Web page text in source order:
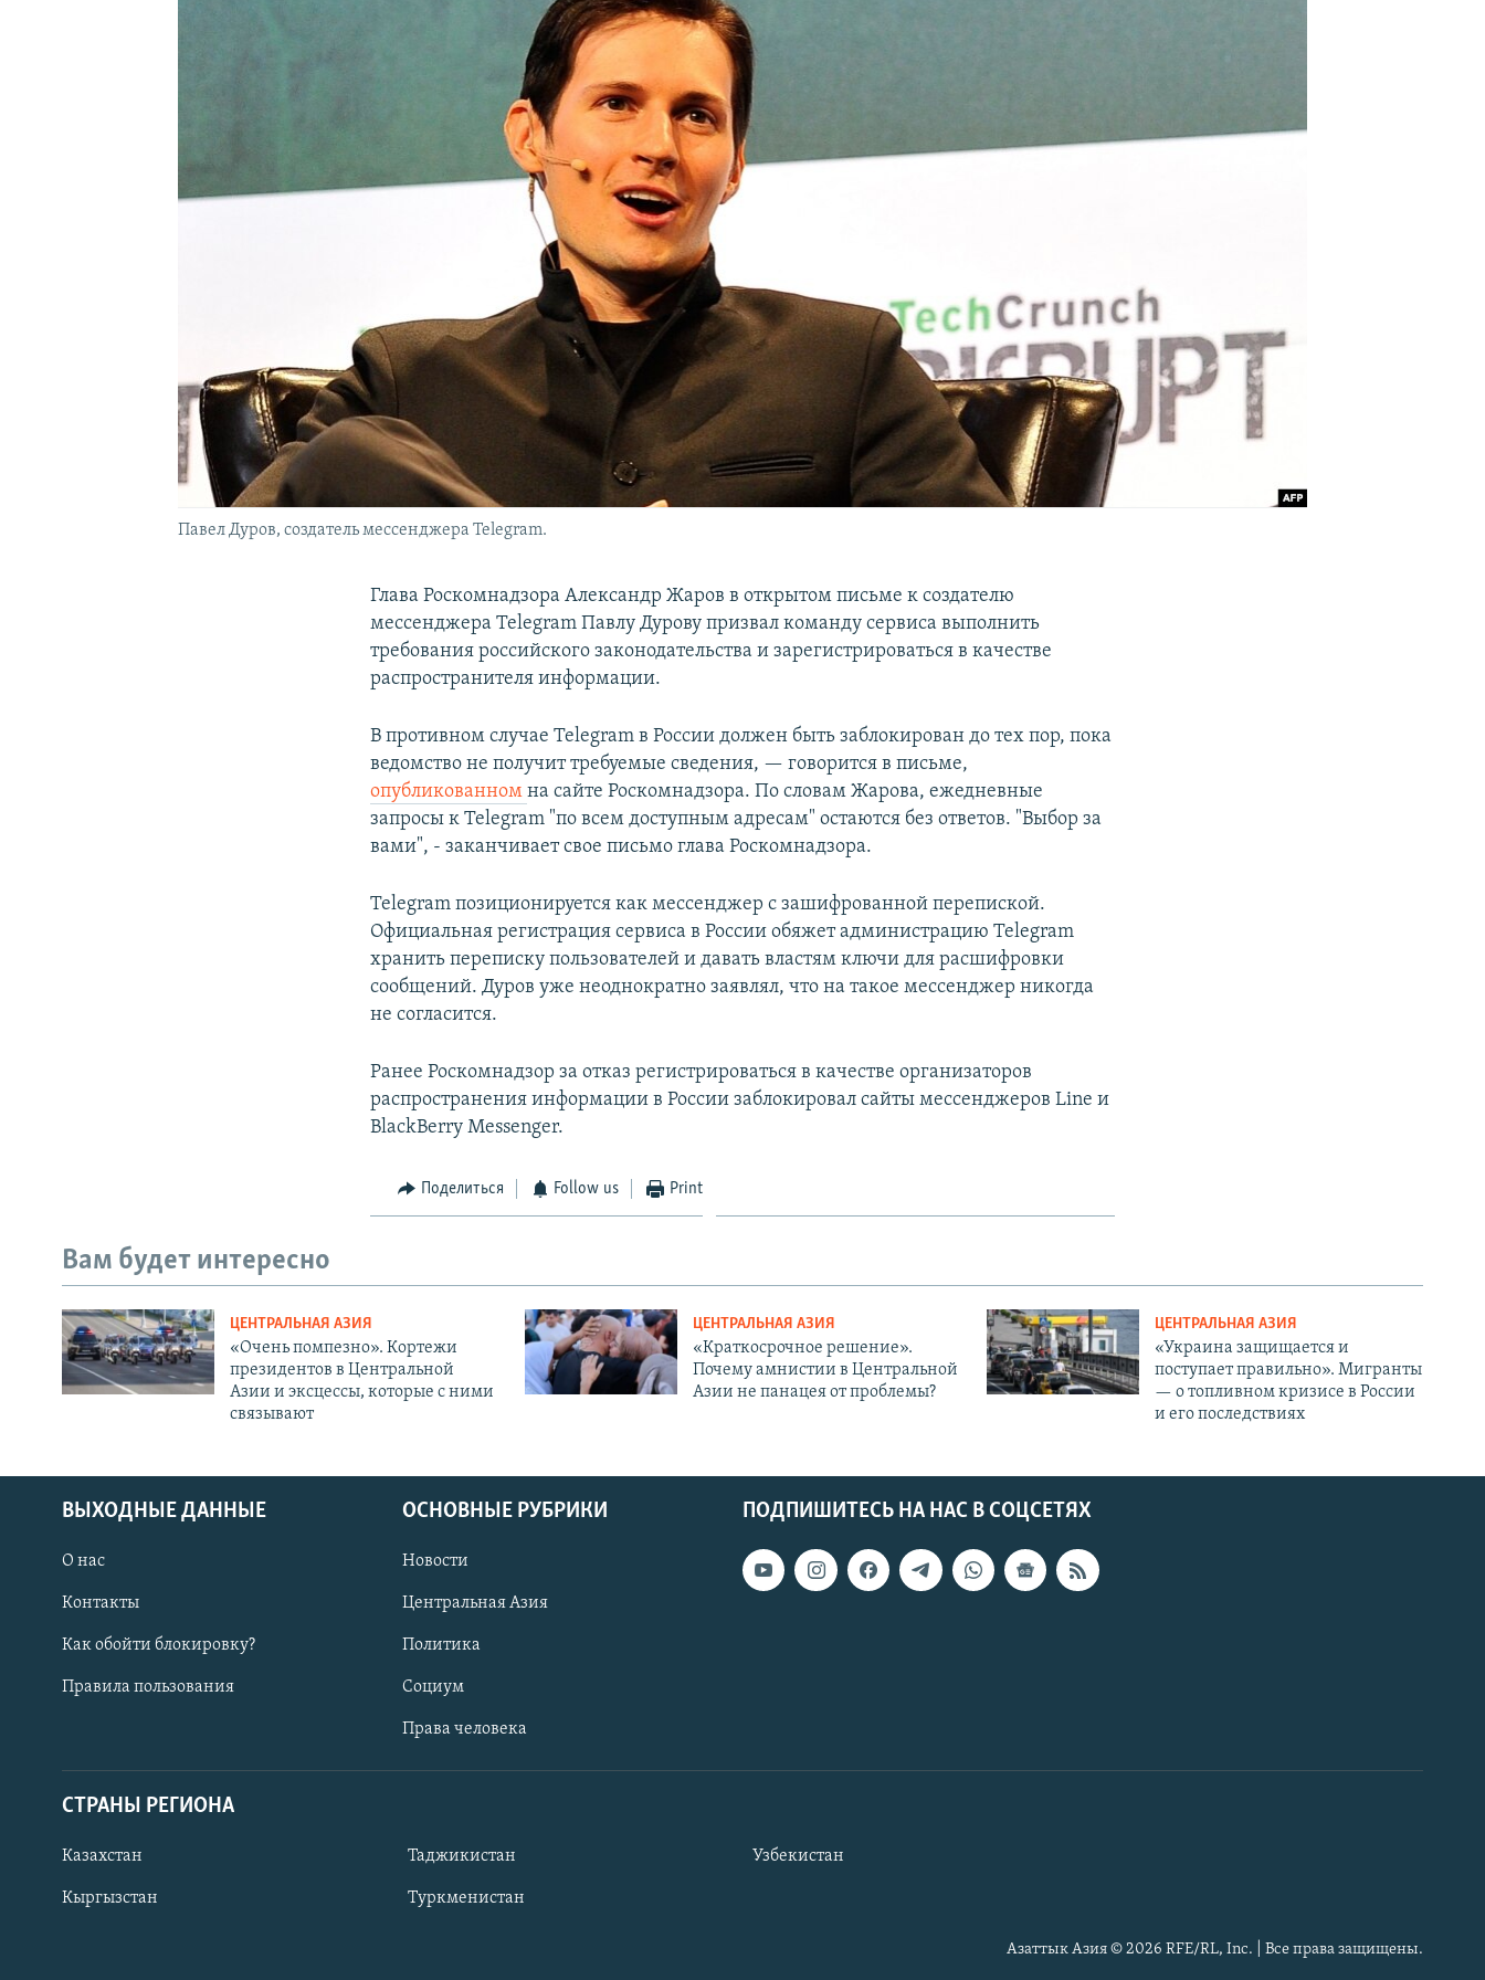
Павел Дуров, создатель мессенджера Telegram.
Глава Роскомнадзора Александр Жаров в открытом письме к создателю
мессенджера Telegram Павлу Дурову призвал команду сервиса выполнить
требования российского законодательства и зарегистрироваться в качестве
распространителя информации.
В противном случае Telegram в России должен быть заблокирован до тех пор, пока
ведомство не получит требуемые сведения, — говорится в письме,
опубликованномна сайте Роскомнадзора. По словам Жарова, ежедневные
запросы к Telegram "по всем доступным адресам" остаются без ответов. "Выбор за
вами", - заканчивает свое письмо глава Роскомнадзора.
Telegram позиционируется как мессенджер с зашифрованной перепиской.
Официальная регистрация сервиса в России обяжет администрацию Telegram
хранить переписку пользователей и давать властям ключи для расшифровки
сообщений. Дуров уже неоднократно заявлял, что на такое мессенджер никогда
не согласится.
Ранее Роскомнадзор за отказ регистрироваться в качестве организаторов
распространения информации в России заблокировал сайты мессенджеров Line и
BlackBerry Messenger.
Поделиться Follow us Print
Вам будет интересно
ЦЕНТРАЛЬНАЯ АЗИЯ
«Очень помпезно». Кортежи
президентов в Центральной
Азии и эксцессы, которые с ними
связывают
ЦЕНТРАЛЬНАЯ АЗИЯ
«Краткосрочное решение».
Почему амнистии в Центральной
Азии не панацея от проблемы?
ЦЕНТРАЛЬНАЯ АЗИЯ
«Украина защищается и
поступает правильно». Мигранты
— о топливном кризисе в России
и его последствиях
ПОДПИШИТЕСЬ НА НАС В СОЦСЕТЯХ
ВЫХОДНЫЕ ДАННЫЕ
О нас
Контакты
Как обойти блокировку?
Правила пользования
ОСНОВНЫЕ РУБРИКИ
Новости
Центральная Азия
Политика
Социум
Права человека
СТРАНЫ РЕГИОНА
Казахстан
Кыргызстан
Таджикистан
Туркменистан
Узбекистан
Азаттык Азия © 2026 RFE/RL, Inc. | Все права защищены.